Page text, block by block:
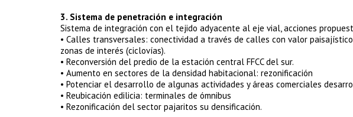
3. Sistema de penetración e integración
Sistema de integración con el tejido adyacente al eje vial, acciones
• Calles transversales: conectividad a través de calles con valor
zonas de interés (ciclovías).
• Reconversión del predio de la estación central FFCC del sur.
• Aumento en sectores de la densidad habitacional: rezonificación
• Potenciar el desarrollo de algunas actividades y áreas comerciales
• Reubicación edilicia: terminales de ómnibus
• Rezonificación del sector pajaritos su densificación.